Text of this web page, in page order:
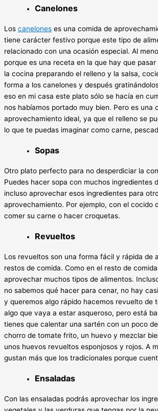
Canelones
Los canelones es una comida de
tiene carácter festivo porque este tipo de
relacionado con una ocasión especial. Al
porque es una receta en la que hay que
la cocina preparando el relleno y la salsa,
forma a los canelones y después
eso en mi casa este plato sólo se hacía en
nos habíamos portado muy bien. Pero es una
aprovechamiento ideal, ya que el relleno se
lo que te puedas imaginar como carne,
Sopas
Otro plato perfecto para no desperdiciar la
Puedes hacer sopa con muchos ingredientes
incluso aprovechar esos ingredientes para
aprovechamiento. Por ejemplo, con el cocido
comer su carne o hacer croquetas.
Revueltos
Los revueltos son una forma fácil y rápida de
restos de comida. Como en el resto de
aprovechar muchos tipos de alimentos.
no sabemos qué hacer para cenar, no hay
y queremos algo rápido hacemos revuelto de
algo que vaya a estar asqueroso, pero está
tienes que calentar una sartén con un poco
chorro de tomate frito, un huevo y mezclar
unos huevos revueltos esponjosos y rojos. A
gustan más que los tradicionales porque
Ensaladas
Con las ensaladas podrás aprovechar los